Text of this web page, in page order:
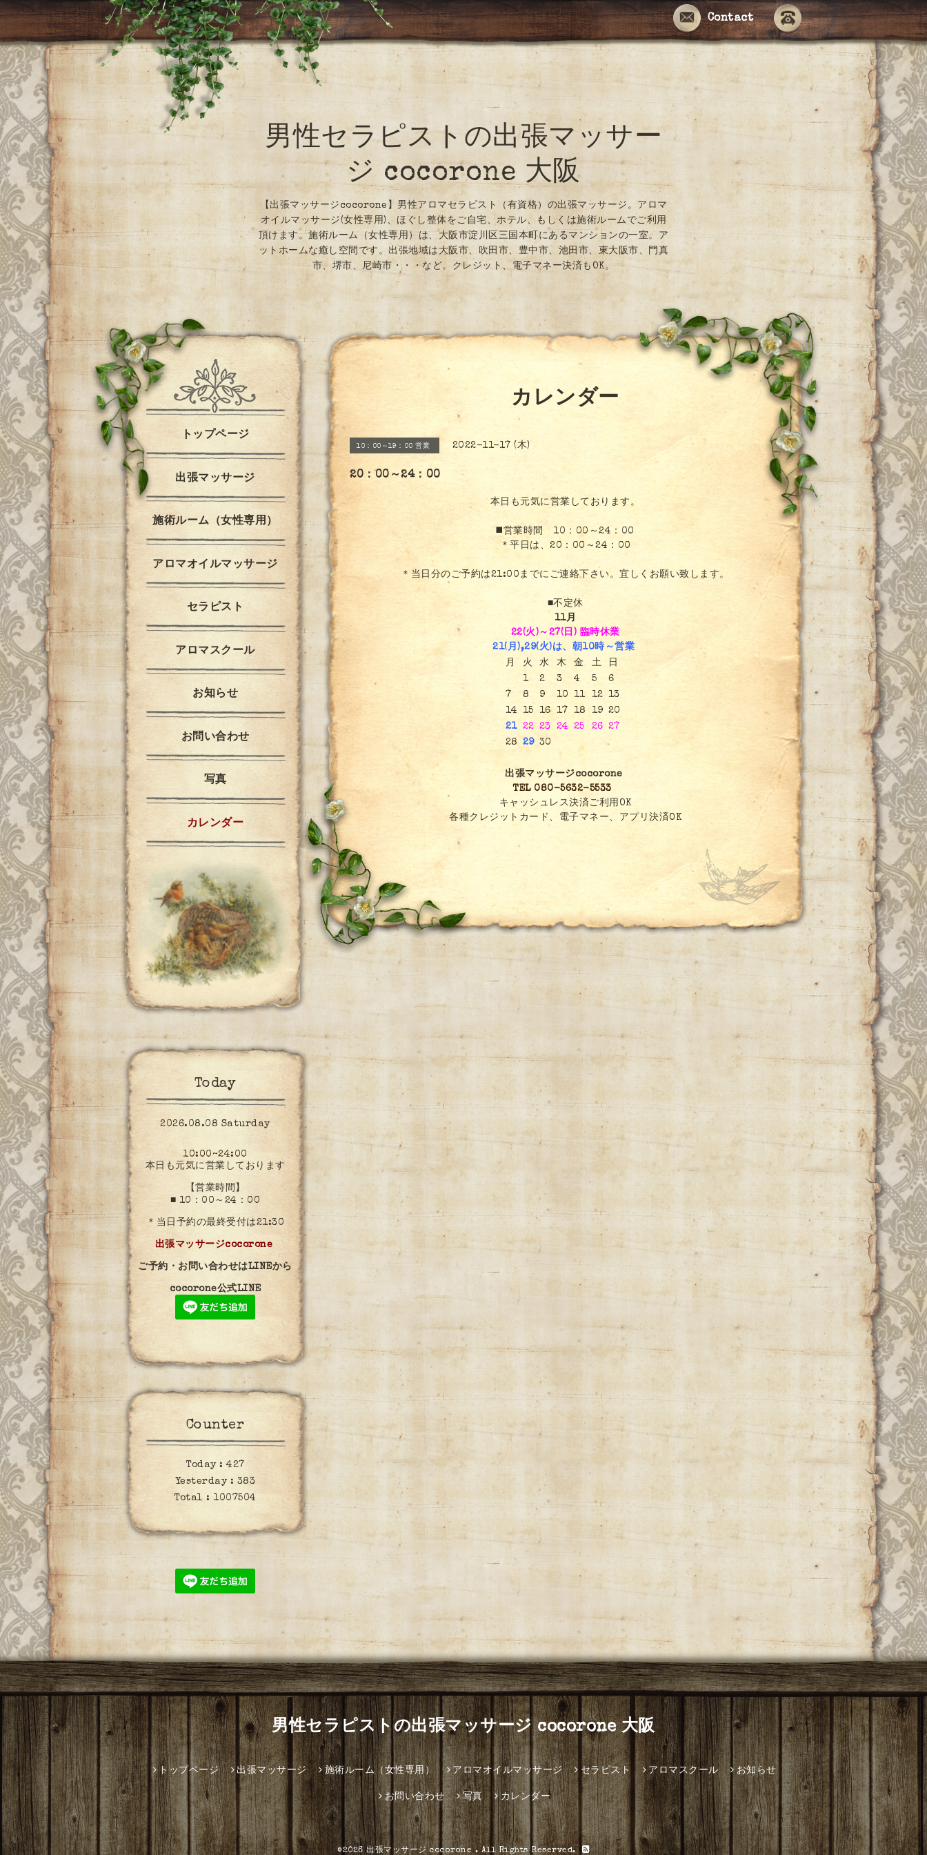
Contact
男性セラピストの出張マッサー
ジ cocorone 大阪
【出張マッサージcocorone】男性アロマセラピスト（有資格）の出張マッサージ。アロマ
オイルマッサージ(女性専用)、ほぐし整体をご自宅、ホテル、もしくは施術ルームでご利用
頂けます。施術ルーム（女性専用）は、大阪市淀川区三国本町にあるマンションの一室。ア
ットホームな癒し空間です。出張地域は大阪市、吹田市、豊中市、池田市、東大阪市、門真
市、堺市、尼崎市・・・など。クレジット、電子マネー決済もOK。
カレンダー
10：00～19：00 営業 2022-11-17 (木)
20：00～24：00
本日も元気に営業しております。
◼️営業時間 10：00～24：00
＊平日は、20：00～24：00
＊当日分のご予約は21:00までにご連絡下さい。宜しくお願い致します。
■不定休
11月
22(火)～27(日) 臨時休業
21(月),29(火)は、朝10時～営業
月
火 水 木 金 土
日
1
2 3 4 5
6
7
8 9 10 11 12
13
14
15 16 17 18 19 20
21
22 23 24 25 26 27
28 29 30
出張マッサージcocorone
TEL 080-5632-5533
キャッシュレス決済ご利用OK
各種クレジットカード、電子マネー、アプリ決済OK
トップページ
出張マッサージ
施術ルーム（女性専用）
アロマオイルマッサージ
セラピスト
アロマスクール
お知らせ
お問い合わせ
写真
カレンダー
Today
2026.08.08 Saturday
10:00~24:00
本日も元気に営業しております
【営業時間】
■ 10：00～24：00
＊当日予約の最終受付は21:30
出張マッサージcocorone
ご予約・お問い合わせはLINEから
cocorone公式LINE
Counter
Today :427
Yesterday : 383
Total :1007504
男性セラピストの出張マッサージ cocorone 大阪
トップページ 出張マッサージ 施術ルーム（女性専用） アロマオイルマッサージ セラピスト アロマスクール お知らせ
お問い合わせ 写真 カレンダー
©2026出張マッサージ cocorone. All Rights Reserved.